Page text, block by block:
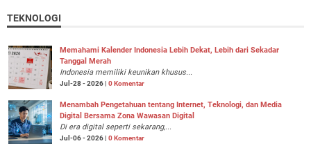
TEKNOLOGI
Memahami Kalender Indonesia Lebih Dekat, Lebih dari Sekadar
Tanggal Merah
Indonesia memiliki keunikan khusus...
Jul-28 - 2026 | 0 Komentar
Menambah Pengetahuan tentang Internet, Teknologi, dan Media
Digital Bersama Zona Wawasan Digital
Di era digital seperti sekarang,...
Jul-06 - 2026 | 0 Komentar